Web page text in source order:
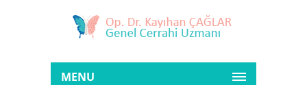
MENU